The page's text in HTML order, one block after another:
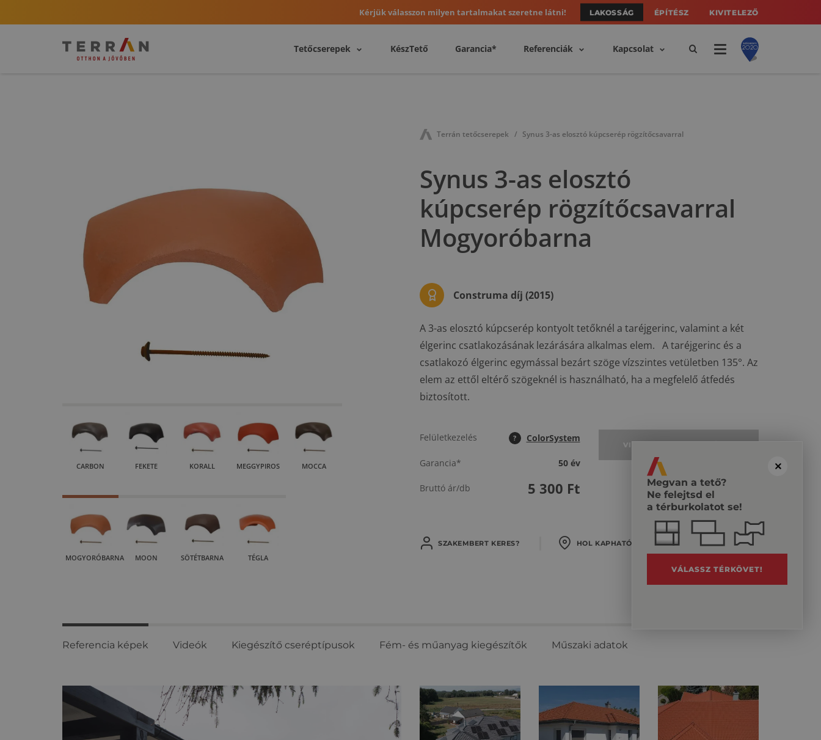
Kérjük válasszon milyen tartalmakat szeretne látni! LAKOSSÁG ÉPÍTÉSZ KIVITELEZŐ
Tetőcserepek KészTető Garancia* Referenciák Kapcsolat
Terrán tetőcserepek Synus 3-as elosztó kúpcserép rögzítőcsavarral
Synus 3-as elosztó
kúpcserép rögzítőcsavarral
Mogyoróbarna
Construma díj (2015)
A 3-as elosztó kúpcserép kontyolt tetőknél a taréjgerinc, valamint a két
élgerinc csatlakozásának lezárására alkalmas elem. A taréjgerinc és a
csatlakozó élgerinc egymással bezárt szöge vízszintes vetületben 135°. Az
elem az ettől eltérő szögeknél is használható, ha a megfelelő átfedés
biztosított.
Felületkezelés ? ColorSystem
Garancia* 50 év
Bruttó ár/db 5 300 Ft
VISSZA AZ ALAPCSERÉPRE
SZAKEMBERT KERES? HOL KAPHATÓ?
CARBON FEKETE KORALL MEGGYPIROS MOCCA
MOGYORÓBARNA MOON SÖTÉTBARNA TÉGLA
Referencia képek Videók Kiegészítő cseréptípusok Fém- és műanyag kiegészítők Műszaki adatok
képek
Megvan a tető?
Ne felejtsd el
a térburkolatot se!
VÁLASSZ TÉRKÖVET!